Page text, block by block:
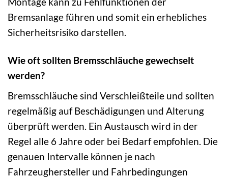
Bremsanlage führen und somit ein erhebliches
Sicherheitsrisiko darstellen.
Wie oft sollten Bremsschläuche gewechselt
werden?
Bremsschläuche sind Verschleißteile und sollten
regelmäßig auf Beschädigungen und Alterung
überprüft werden. Ein Austausch wird in der
Regel alle 6 Jahre oder bei Bedarf empfohlen. Die
genauen Intervalle können je nach
Fahrzeughersteller und Fahrbedingungen